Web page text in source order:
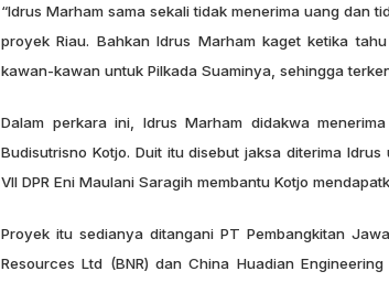
“Idrus Marham sama sekali tidak menerima uang dan
proyek Riau. Bahkan Idrus Marham kaget ketika
kawan-kawan untuk Pilkada Suaminya, sehingga
Dalam perkara ini, Idrus Marham didakwa
Budisutrisno Kotjo. Duit itu disebut jaksa diterima
VII DPR Eni Maulani Saragih membantu Kotjo
Proyek itu sedianya ditangani PT Pembangkitan
Resources Ltd (BNR) dan China Huadian